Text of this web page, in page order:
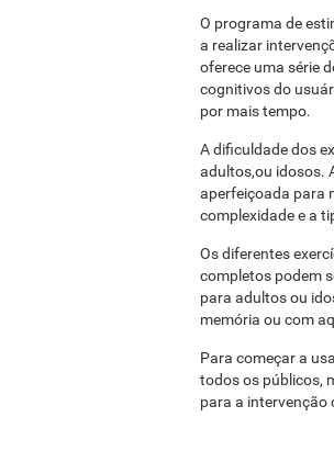
O programa de
a realizar
oferece uma série
cognitivos do
por mais tempo.
A dificuldade dos
adultos,ou idosos.
aperfeiçoada para
complexidade e a
Os diferentes
completos podem
para adultos ou
memória ou com
Para começar a
todos os públicos,
para a intervenção